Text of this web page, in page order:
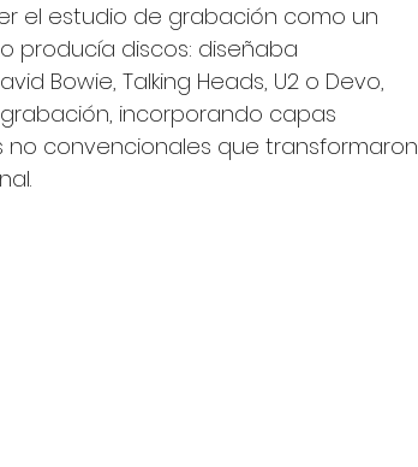
el estudio de grabación como un
producía discos: diseñaba
Bowie, Talking Heads, U2 o Devo,
incorporando capas
no convencionales que transformaron